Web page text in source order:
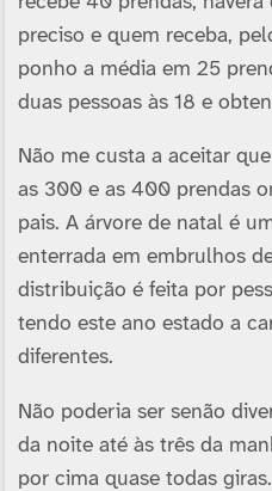
preciso e quem receba,
ponho a média em 25
duas pessoas às 18 e
Não me custa a aceitar
as 300 e as 400 prendas
pais. A árvore de natal é
enterrada em embrulhos
distribuição é feita por
tendo este ano estado a
diferentes.
Não poderia ser senão
da noite até às três da
por cima quase todas